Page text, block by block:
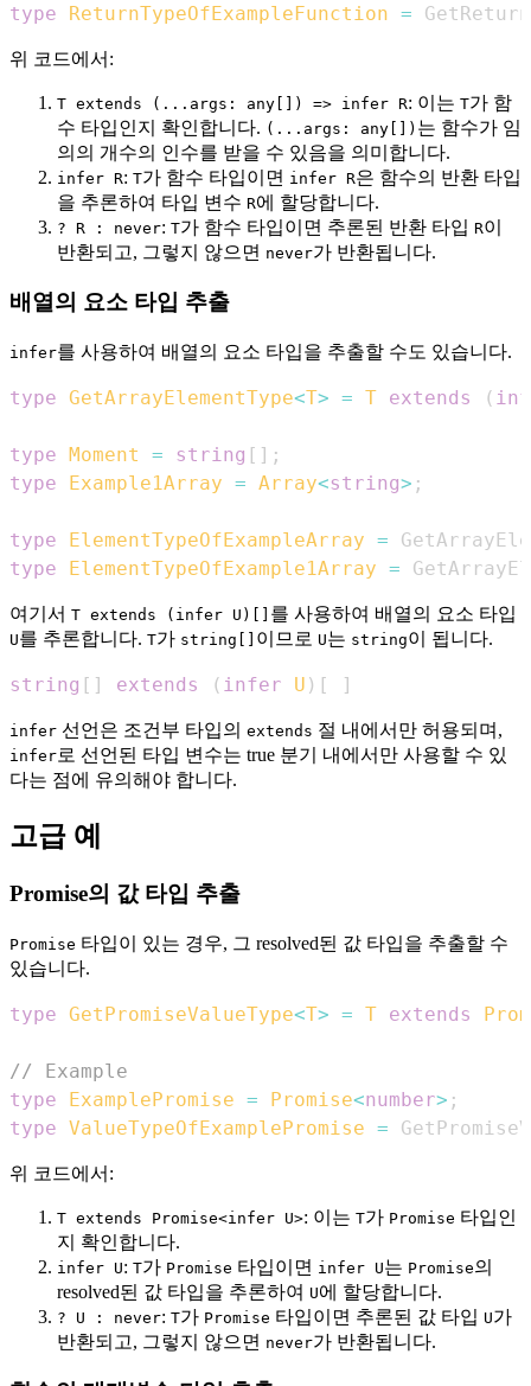
type
ReturnTypeOfExampleFunction =
위 코드에서:
T extends (...args: any[]) => infer R: 이는 T가 함
수 타입인지 확인합니다. (...args: any[]) 는 함수가 임
의의 개수의 인수를 받을 수 있음을 의미합니다.
infer R: T가 함수 타입이면 infer R은 함수의 반환 타입
을 추론하여 타입 변수 R에 할당합니다.
? R : never: T가 함수 타입이면 추론된 반환 타입 R이
반환되고, 그렇지 않으면 never가 반환됩니다.
배열의 요소 타입 추출
infer를 사용하여 배열의 요소 타입을 추출할 수도 있습니다.
type GetArrayElementType<T> = T extends (
type Moment = string [ ] ;
type
Example1Array = Array<string> ;
type ElementTypeOfExampleArray =
type
ElementTypeOfExample1Array =
여기서 T extends (infer U)[] 를 사용하여 배열의 요소 타입
U를 추론합니다. T가 string[] 이므로 U는 string이 됩니다.
string [ ] extends ( infer U ) [ ]
infer 선언은 조건부 타입의 extends 절 내에서만 허용되며,
infer로 선언된 타입 변수는 true 분기 내에서만 사용할 수 있
다는 점에 유의해야 합니다.
고급 예
Promise의 값 타입 추출
Promise 타입이 있는 경우, 그 resolved된 값 타입을 추출할 수
있습니다.
type GetPromiseValueType<T> = T extends
// Example
type
ExamplePromise = Promise<number> ;
type ValueTypeOfExamplePromise =
위 코드에서:
T extends Promise<infer U>: 이는 T가 Promise 타입인
지 확인합니다.
infer U: T가 Promise 타입이면 infer U는 Promise의
resolved된 값 타입을 추론하여 U에 할당합니다.
? U : never: T가 Promise 타입이면 추론된 값 타입 U가
반환되고, 그렇지 않으면 never가 반환됩니다.